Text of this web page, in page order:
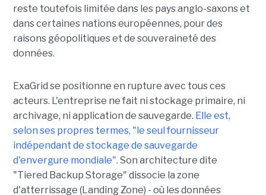
reste toutefois limitée dans les pays anglo-saxons et
dans certaines nations européennes, pour des
raisons géopolitiques et de souveraineté des
données.
ExaGrid se positionne en rupture avec tous ces
acteurs. L'entreprise ne fait ni stockage primaire, ni
archivage, ni application de sauvegarde. Elle est,
selon ses propres termes, "le seul fournisseur
indépendant de stockage de sauvegarde
d'envergure mondiale". Son architecture dite
"Tiered Backup Storage" dissocie la zone
d'atterrissage (Landing Zone) - où les données